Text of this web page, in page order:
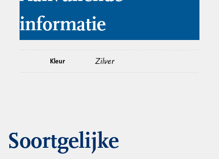
informatie
Kleur Zilver
Soortgelijke